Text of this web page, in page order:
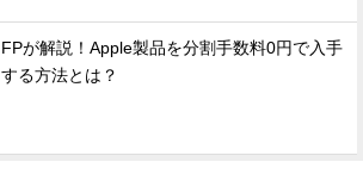
FPが解説！Apple製品を分割手数料0円で入手
する方法とは？